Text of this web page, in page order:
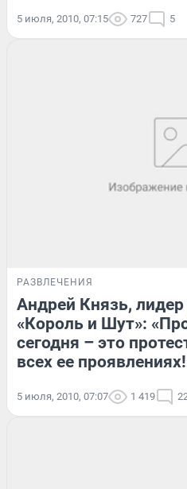
5 июля, 2010, 07:15 727 5
РАЗВЛЕЧЕНИЯ
Андрей Князь,
«Король и Шут»:
сегодня – это
всех ее
5 июля, 2010, 07:07 1 419